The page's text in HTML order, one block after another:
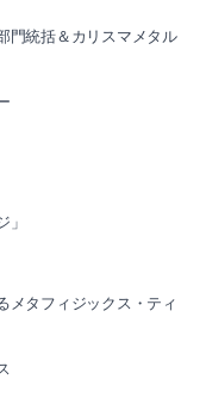
門統括＆カリスマメタル
」
メタフィジックス・ティ